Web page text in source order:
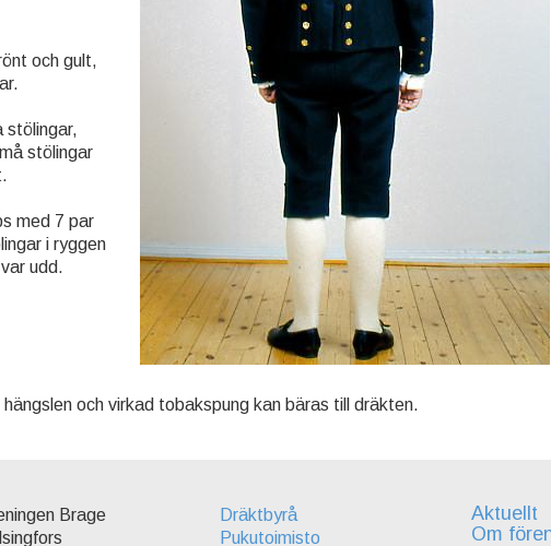
och gult,
stölingar,
stölingar
med 7 par
i ryggen
udd.
och virkad tobakspung kan bäras till dräkten.
Brage
Dräktbyrå
Pukutoimisto
Aktuellt
Om